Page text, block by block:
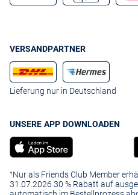
VERSANDPARTNER
Lieferung nur in Deutschland
UNSERE APP DOWNLOADEN
¹Nur als Friends Club Member
31.07.2026 30 % Rabatt auf